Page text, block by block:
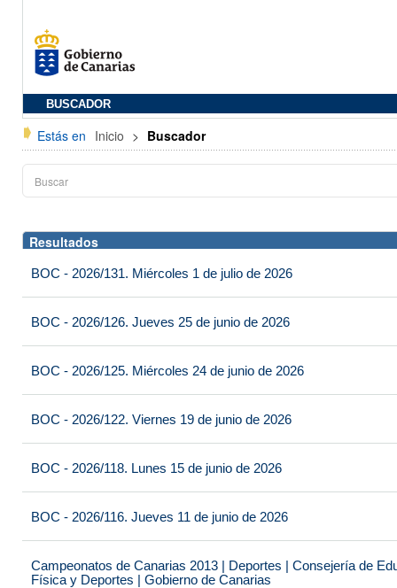
BUSCADOR
Estás en Inicio > Buscador
Resultados
BOC - 2026/131. Miércoles 1 de julio de 2026
BOC - 2026/126. Jueves 25 de junio de 2026
BOC - 2026/125. Miércoles 24 de junio de 2026
BOC - 2026/122. Viernes 19 de junio de 2026
BOC - 2026/118. Lunes 15 de junio de 2026
BOC - 2026/116. Jueves 11 de junio de 2026
Campeonatos de Canarias 2013 | Deportes | Consejería de
Física y Deportes | Gobierno de Canarias